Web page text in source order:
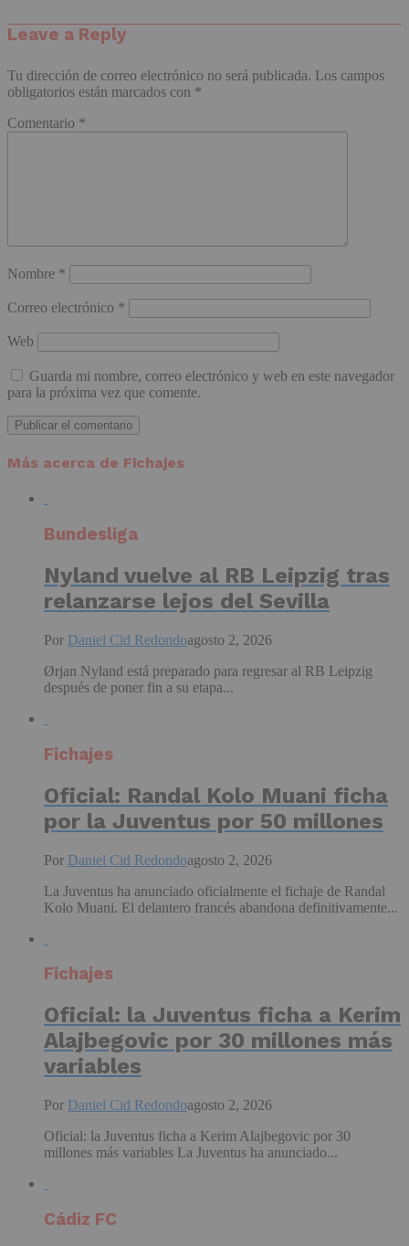
Leave a Reply
Tu dirección de correo electrónico no será publicada. Los campos
obligatorios están marcados con *
Comentario *
Nombre *
Correo electrónico *
Web
Guarda mi nombre, correo electrónico y web en este navegador
para la próxima vez que comente.
Más acerca de Fichajes
Bundesliga
Nyland vuelve al RB Leipzig tras
relanzarse lejos del Sevilla
Por Daniel Cid Redondoagosto 2, 2026
Ørjan Nyland está preparado para regresar al RB Leipzig
después de poner fin a su etapa...
Fichajes
Oficial: Randal Kolo Muani ficha
por la Juventus por 50 millones
Por Daniel Cid Redondoagosto 2, 2026
La Juventus ha anunciado oficialmente el fichaje de Randal
Kolo Muani. El delantero francés abandona definitivamente...
Fichajes
Oficial: la Juventus ficha a Kerim
Alajbegovic por 30 millones más
variables
Por Daniel Cid Redondoagosto 2, 2026
Oficial: la Juventus ficha a Kerim Alajbegovic por 30
millones más variables La Juventus ha anunciado...
Cádiz FC